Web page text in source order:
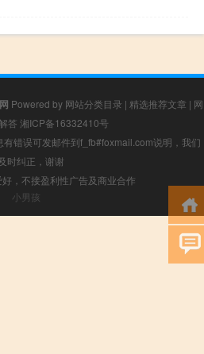
Powered by 网站分类目录 | 精选推荐文章 | 网
答 湘ICP备16332410号
错误可发邮件到f_fb#foxmail.com说明，我们
时纠正，谢谢
，不接盈利性广告及商业合作
小男孩